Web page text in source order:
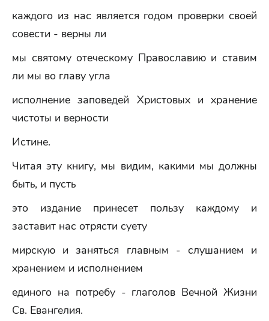
каждого из нас является годом проверки своей
совести - верны ли
мы святому отеческому Православию и ставим
ли мы во главу угла
исполнение заповедей Христовых и хранение
чистоты и верности
Истине.
Читая эту книгу, мы видим, какими мы должны
быть, и пусть
это издание принесет пользу каждому и
заставит нас отрясти суету
мирскую и заняться главным - слушанием и
хранением и исполнением
единого на потребу - глаголов Вечной Жизни
Св. Евангелия.